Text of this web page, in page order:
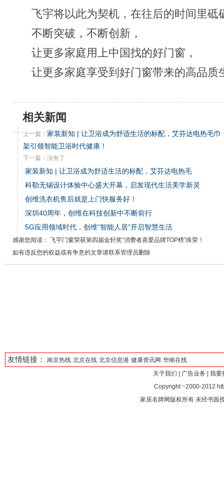
飞宇将以此为契机，在往后的时间里砥
不断突破，不断创新，
让更多家庭用上中国找的好门窗，
让更多家庭享受到好门窗带来的高品质
相关新闻
上一篇：家装新知 | 让卫浴成为舒适生活的标配，艾芬达电热毛巾
架引领智能卫浴时代健康！
下一篇：没有了
·家装新知 | 让卫浴成为舒适生活的标配，艾芬达电热毛
·科勒无锡设计体验中心盛大开幕，启发现代生活美学新灵
·创维洗衣机售后就是上门快服务好！
·深圳40周年，创维在科技创新中不断前行
·5G应用领域时代，创维“智能人居”开启智慧生活
感谢您阅读： 飞宇门窗荣获第四届金轩奖“消费者喜爱品牌TOP榜”殊荣！
如有违反您的权益或有争意的文章请联系管理员删除
友情链接： 南京热线 北京在线 北京信息港 健康资讯网 华南在线
关于我们
广告业务
我要
Copyright ~2000-2012
家居名牌网版权所有 未经书面